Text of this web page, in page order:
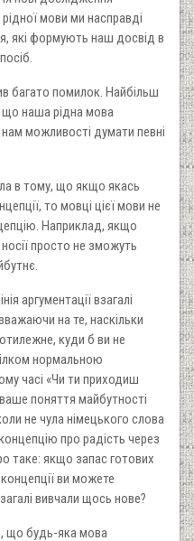
мови ми насправді
які формують наш досвід в
багато помилок. Найбільш
що наша рідна мова
можливості думати певні
в тому, що якщо якась
то мовці цієї мови не
Наприклад, якщо
просто не зможуть
аргументації взагалі
на те, наскільки
куди б ви не
нормальною
часі «Чи ти приходиш
поняття майбутності
не чула німецького слова
про радість через
таке: якщо запас готових
концепції ви можете
вивчали щось нове?
що будь-яка мова